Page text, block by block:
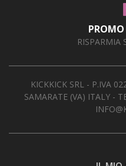
RISPARMIA
KICKKICK SRL - P.IVA
SAMARATE (VA) ITALY -